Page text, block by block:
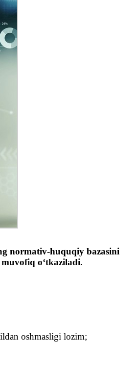
normativ-huquqiy bazasini
o‘tkaziladi.
oshmasligi lozim;